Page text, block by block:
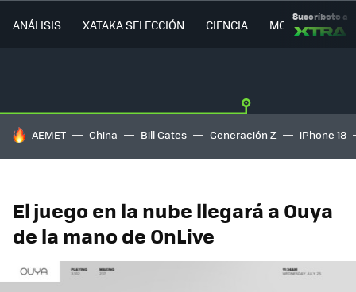
ANÁLISIS XATAKA SELECCIÓN CIENCIA MOVILIDAD
Suscríbete a
HOY SE HABLA DE
AEMET China Bill Gates Generación Z iPhone 18
El juego en la nube llegará a Ouya
de la mano de OnLive